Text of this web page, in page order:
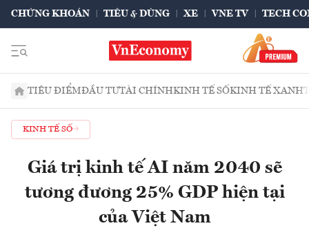
CHỨNG KHOÁN TIÊU & DÙNG XE VNE TV TECH
TIÊU ĐIỂMĐẦU TƯTÀI CHÍNHKINH TẾ SỐKINH TẾ XANH
KINH TẾ SỐ
Giá trị kinh tế AI năm 2040 sẽ
tương đương 25% GDP hiện tại
của Việt Nam